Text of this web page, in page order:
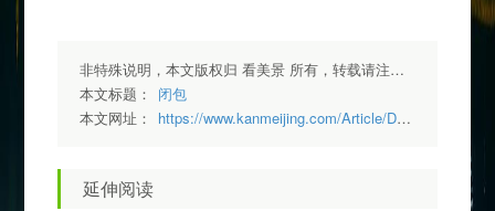
非特殊说明，本文版权归 看美景 所有，转载请注明出处.
本文标题：
闭包
本文网址：
https://www.kanmeijing.com/Article/Detail/17
延伸阅读